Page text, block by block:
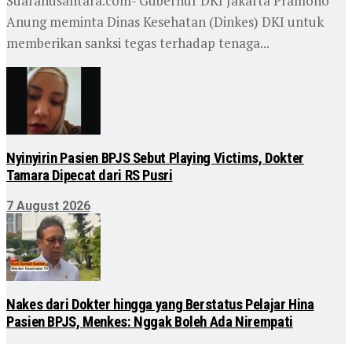
Anung meminta Dinas Kesehatan (Dinkes) DKI untuk
memberikan sanksi tegas terhadap tenaga...
Nyinyirin Pasien BPJS Sebut Playing Victims, Dokter
Tamara Dipecat dari RS Pusri
7 August 2026
Nakes dari Dokter hingga yang Berstatus Pelajar Hina
Pasien BPJS, Menkes: Nggak Boleh Ada Nirempati